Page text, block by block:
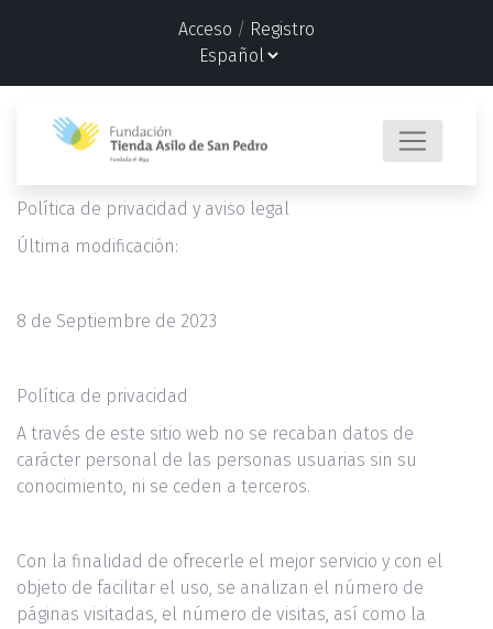
Acceso / Registro
Política de privacidad y aviso legal
Última modificación:
8 de Septiembre de 2023
Política de privacidad
A través de este sitio web no se recaban datos de
carácter personal de las personas usuarias sin su
conocimiento, ni se ceden a terceros.
Con la finalidad de ofrecerle el mejor servicio y con el
objeto de facilitar el uso, se analizan el número de
páginas visitadas, el número de visitas, así como la